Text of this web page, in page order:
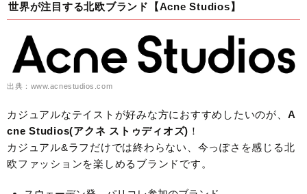
世界が注目する北欧ブランド【Acne Studios】
出典：www.acnestudios.com
カジュアルなテイストが好みな方におすすめしたいのが、 A
cne Studios(アクネ ストゥディオズ) ！
カジュアル&ラフだけでは終わらない、今っぽさを感じる北
欧ファッションを楽しめるブランドです。